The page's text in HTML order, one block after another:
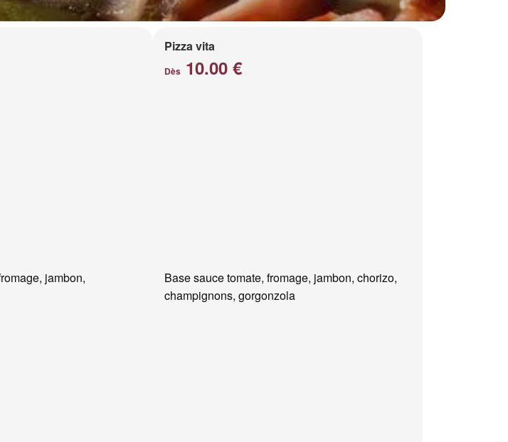
jambon,
Pizza vita
Dès 10.00 €
Base sauce tomate, fromage, jambon, chorizo,
champignons, gorgonzola